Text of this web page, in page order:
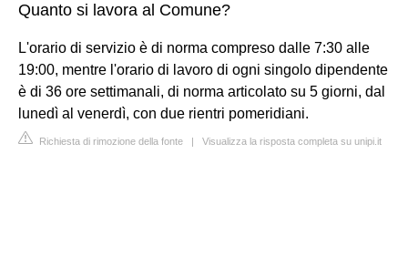
Quanto si lavora al Comune?
L'orario di servizio è di norma compreso dalle 7:30 alle
19:00, mentre l'orario di lavoro di ogni singolo dipendente
è di 36 ore settimanali, di norma articolato su 5 giorni, dal
lunedì al venerdì, con due rientri pomeridiani.
Richiesta di rimozione della fonte | Visualizza la risposta completa su unipi.it